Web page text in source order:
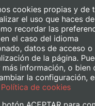
cookies propias y de
el uso que haces
recordar las
el caso del idioma
datos de acceso o
de la página.
información, o bien
la configuración,
Política de cookies